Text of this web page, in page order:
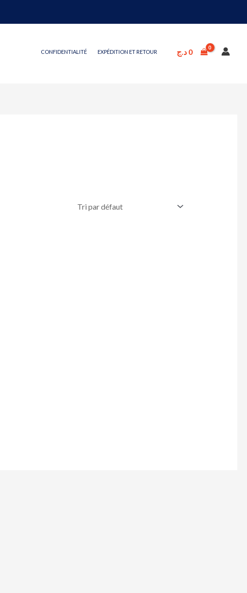
CONFIDENTIALITÉ EXPÉDITION ET RETOUR 0 د.ج